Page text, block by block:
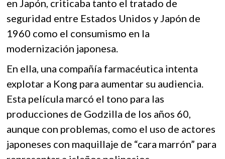
en Japón, criticaba tanto el tratado de
seguridad entre Estados Unidos y Japón de
1960 como el consumismo en la
modernización japonesa.
En ella, una compañía farmacéutica intenta
explotar a Kong para aumentar su audiencia.
Esta película marcó el tono para las
producciones de Godzilla de los años 60,
aunque con problemas, como el uso de actores
japoneses con maquillaje de “cara marrón” para